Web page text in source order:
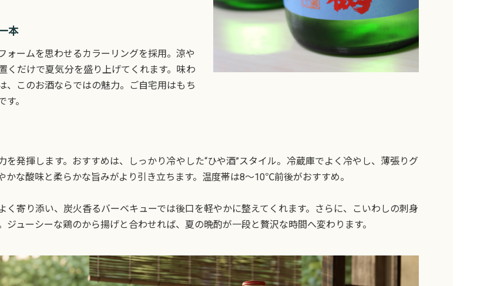
本
ォームを思わせるカラーリングを採用。涼や
くだけで夏気分を盛り上げてくれます。味わ
、このお酒ならではの魅力。ご自宅用はもち
。
発揮します。おすすめは、しっかり冷やした“ひや酒”スタイル。冷蔵庫でよく冷やし、薄張りグ
な酸味と柔らかな旨みがより引き立ちます。温度帯は8〜10℃前後がおすすめ。
寄り添い、炭火香るバーベキューでは後口を軽やかに整えてくれます。さらに、こいわしの刺身
ューシーな鶏のから揚げと合わせれば、夏の晩酌が一段と贅沢な時間へ変わります。